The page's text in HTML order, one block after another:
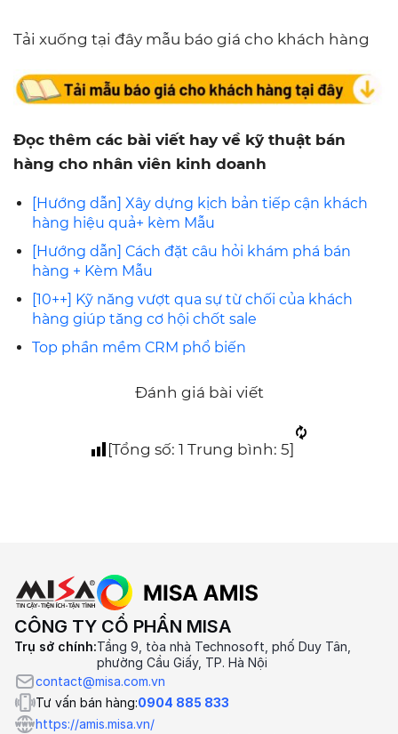
Tải xuống tại đây mẫu báo giá cho khách hàng
Đọc thêm các bài viết hay về kỹ thuật bán
hàng cho nhân viên kinh doanh
[Hướng dẫn] Xây dựng kịch bản tiếp cận khách
hàng hiệu quả+ kèm Mẫu
[Hướng dẫn] Cách đặt câu hỏi khám phá bán
hàng + Kèm Mẫu
[10++] Kỹ năng vượt qua sự từ chối của khách
hàng giúp tăng cơ hội chốt sale
Top phần mềm CRM phổ biến
Đánh giá bài viết
[Tổng số: 1 Trung bình: 5]
CÔNG TY CỔ PHẦN MISA
Trụ sở chính:Tầng 9, tòa nhà Technosoft, phố Duy Tân,
phường Cầu Giấy, TP. Hà Nội
contact@misa.com.vn
Tư vấn bán hàng:0904 885 833
https://amis.misa.vn/